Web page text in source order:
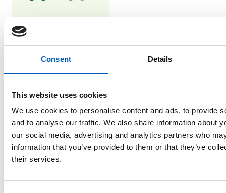
Consent Details
This website uses cookies
We use cookies to personalise content and ads, to provide
and to analyse our traffic. We also share information about
our social media, advertising and analytics partners who
information that you’ve provided to them or that they’ve
their services.
1,4
barn per kvinne i
Se statistikk over fruktbarhet i alle
land
arrow_forward